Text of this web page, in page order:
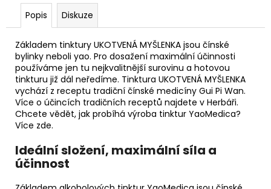
Popis Diskuze
Základem tinktury UKOTVENÁ MYŠLENKA jsou čínské
bylinky neboli yao. Pro dosažení maximální účinnosti
používáme jen tu nejkvalitnější surovinu a hotovou
tinkturu již dál neředíme. Tinktura UKOTVENÁ MYŠLENKA
vychází z receptu tradiční čínské medicíny Gui Pi Wan.
Více o účincích tradičních receptů najdete v Herbáři.
Chcete vědět, jak probíhá výroba tinktur YaoMedica?
Více zde.
Ideální složení, maximální síla a
účinnost
m
e
KARTY
VODNÍCH
CHRÁMŮ
444
Kč